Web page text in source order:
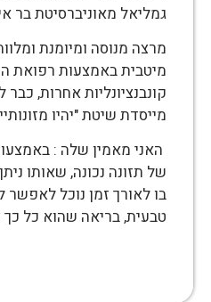
גמליאל מאוניברסיטת בר
מרצה מנוסה ומיומנת
מיטבית באמצעות רפואת
מייסדת שיטת "יהיו
האני מאמין שלה :
של תזונה נכונה, שאותו
בו לאורך זמן נוכל
טבעית, בריאה שהוא כל כך